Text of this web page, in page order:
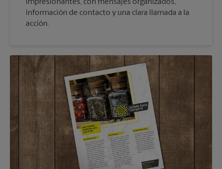
impresionantes, con mensajes organizados,
información de contacto y una clara llamada a la
acción.